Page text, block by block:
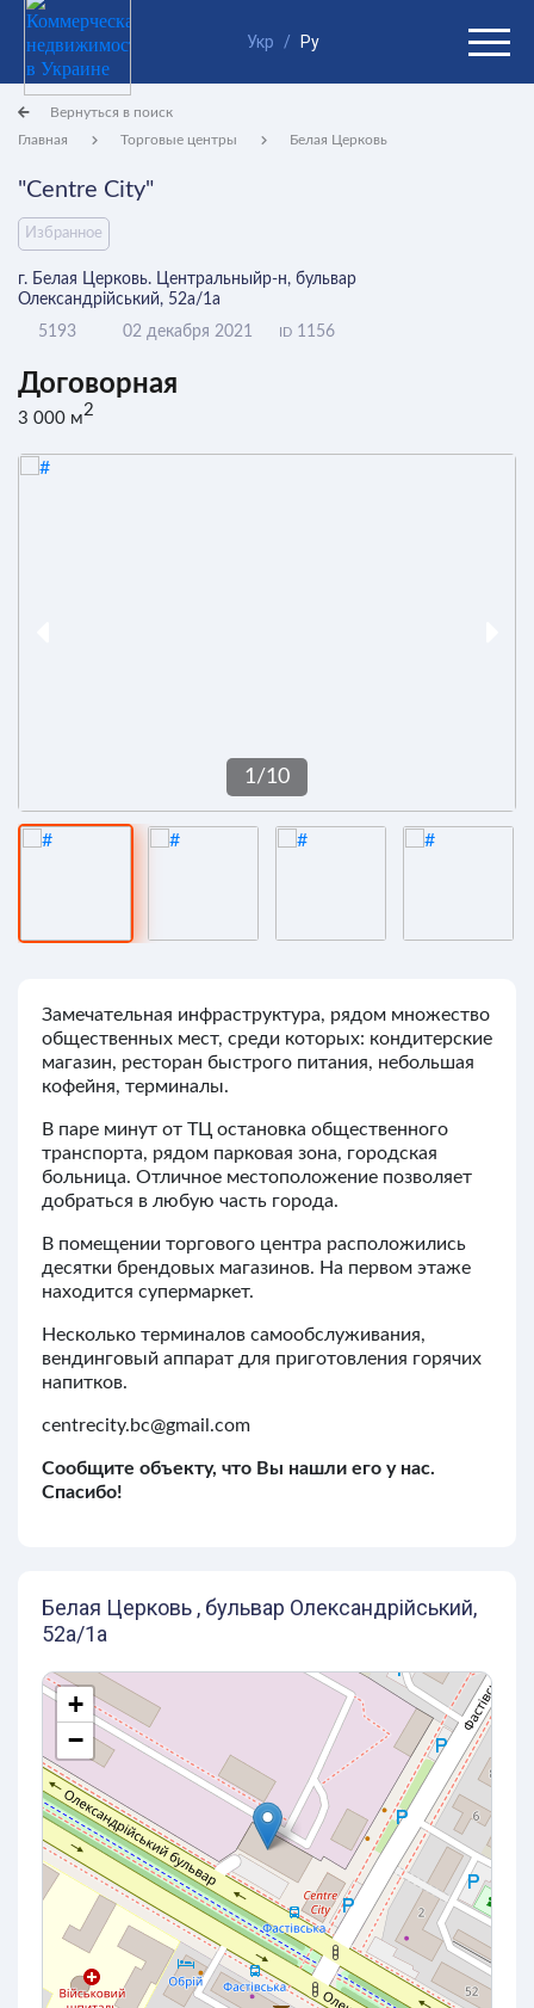
Укр / Ру
Главная Торговые центры Белая Церковь
Вернуться в поиск
"Centre City"
Избранное
г. Белая Церковь. Центральныйр-н, бульвар
Олександрійський, 52а/1а
5193
02 декабря 2021 ID 1156
Договорная
3 000 м2
1/10
Замечательная инфраструктура, рядом множество
общественных мест, среди которых: кондитерские
магазин, ресторан быстрого питания, небольшая
кофейня, терминалы.
В паре минут от ТЦ остановка общественного
транспорта, рядом парковая зона, городская
больница. Отличное местоположение позволяет
добраться в любую часть города.
В помещении торгового центра расположились
десятки брендовых магазинов. На первом этаже
находится супермаркет.
Несколько терминалов самообслуживания,
вендинговый аппарат для приготовления горячих
напитков.
centrecity.bc@gmail.com
Сообщите объекту, что Вы нашли его у нас.
Спасибо!
Белая Церковь , бульвар Олександрійський,
52а/1а
+
−